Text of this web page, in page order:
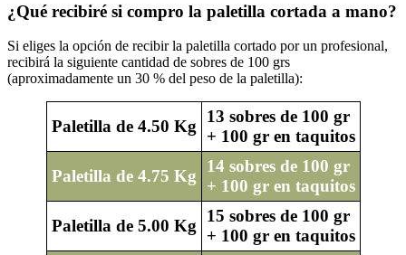
¿Qué recibiré si compro la paletilla cortada a mano?
Si eliges la opción de recibir la paletilla cortado por un profesional,
recibirá la siguiente cantidad de sobres de 100 grs
(aproximadamente un 30 % del peso de la paletilla):
Paletilla de 4.50 Kg
13 sobres de 100 gr
+ 100 gr en taquitos
Paletilla de 4.75 Kg
14 sobres de 100 gr
+ 100 gr en taquitos
Paletilla de 5.00 Kg
15 sobres de 100 gr
+ 100 gr en taquitos